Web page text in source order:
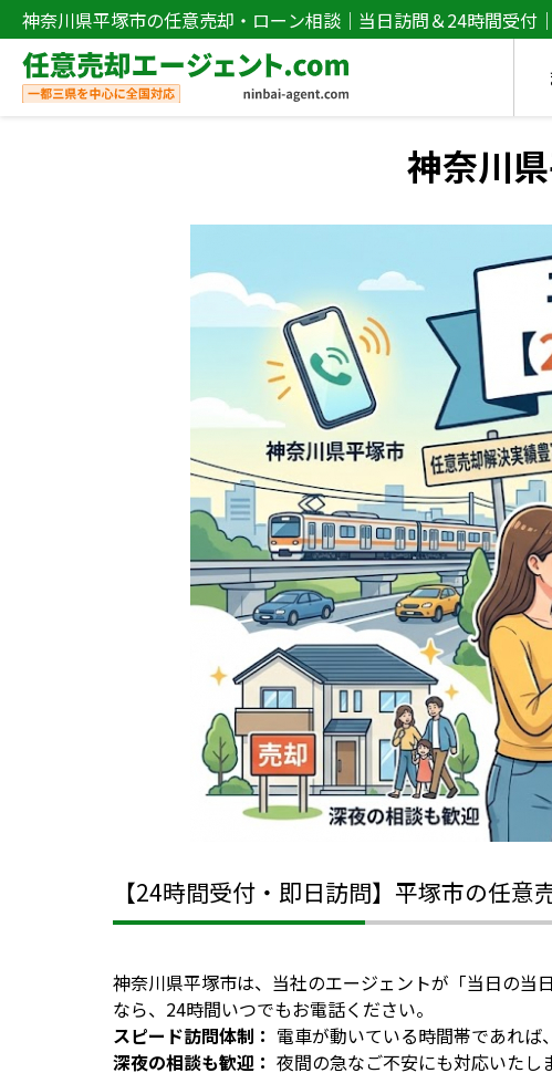
神奈川県平塚市の任意売却・ローン相談｜当日訪問＆24時間受付
談なら任意売却エージェント.com
神奈川
【24時間受付・即日訪問】平塚市の任
神奈川県平塚市は、当社のエージェントが「当日の当
なら、24時間いつでもお電話ください。
スピード訪問体制： 電車が動いている時間帯であれば
深夜の相談も歓迎： 夜間の急なご不安にも対応いたし